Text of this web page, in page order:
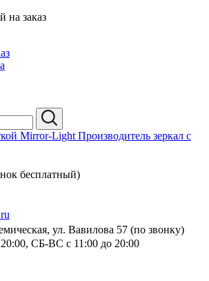
на заказ
Производитель зеркал с
бесплатный)
ул. Вавилова 57 (по звонку)
СБ-ВС с 11:00 до 20:00